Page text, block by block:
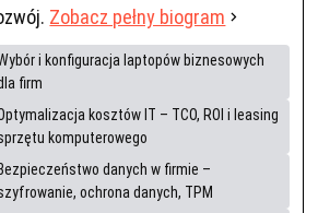
Zobacz pełny biogram
i konfiguracja laptopów biznesowych
firm
kosztów IT – TCO, ROI i leasing
komputerowego
Bezpieczeństwo danych w firmie –
ochrona danych, TPM